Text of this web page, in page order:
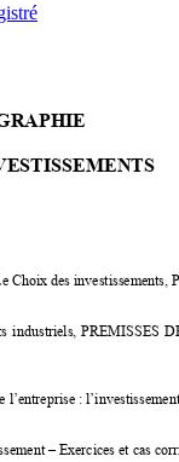
Choix des
industriels, PREMISSES
l’entreprise :
– Exercices et cas